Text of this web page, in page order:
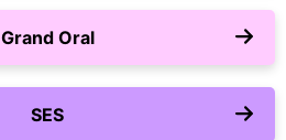
Grand Oral
SES